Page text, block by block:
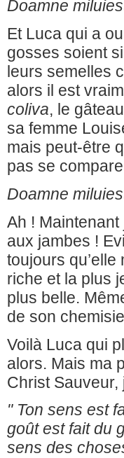
Doamne
Et Luca qui a
gosses soient
leurs semelles
alors il est
coliva, le
sa femme
mais peut-être
pas se
Doamne
Ah ! Maintenant
aux jambes !
toujours
riche et la plus
plus belle.
de son
Voilà Luca qui
alors. Mais ma
Christ
" Ton sens est
goût est fait du
sens des